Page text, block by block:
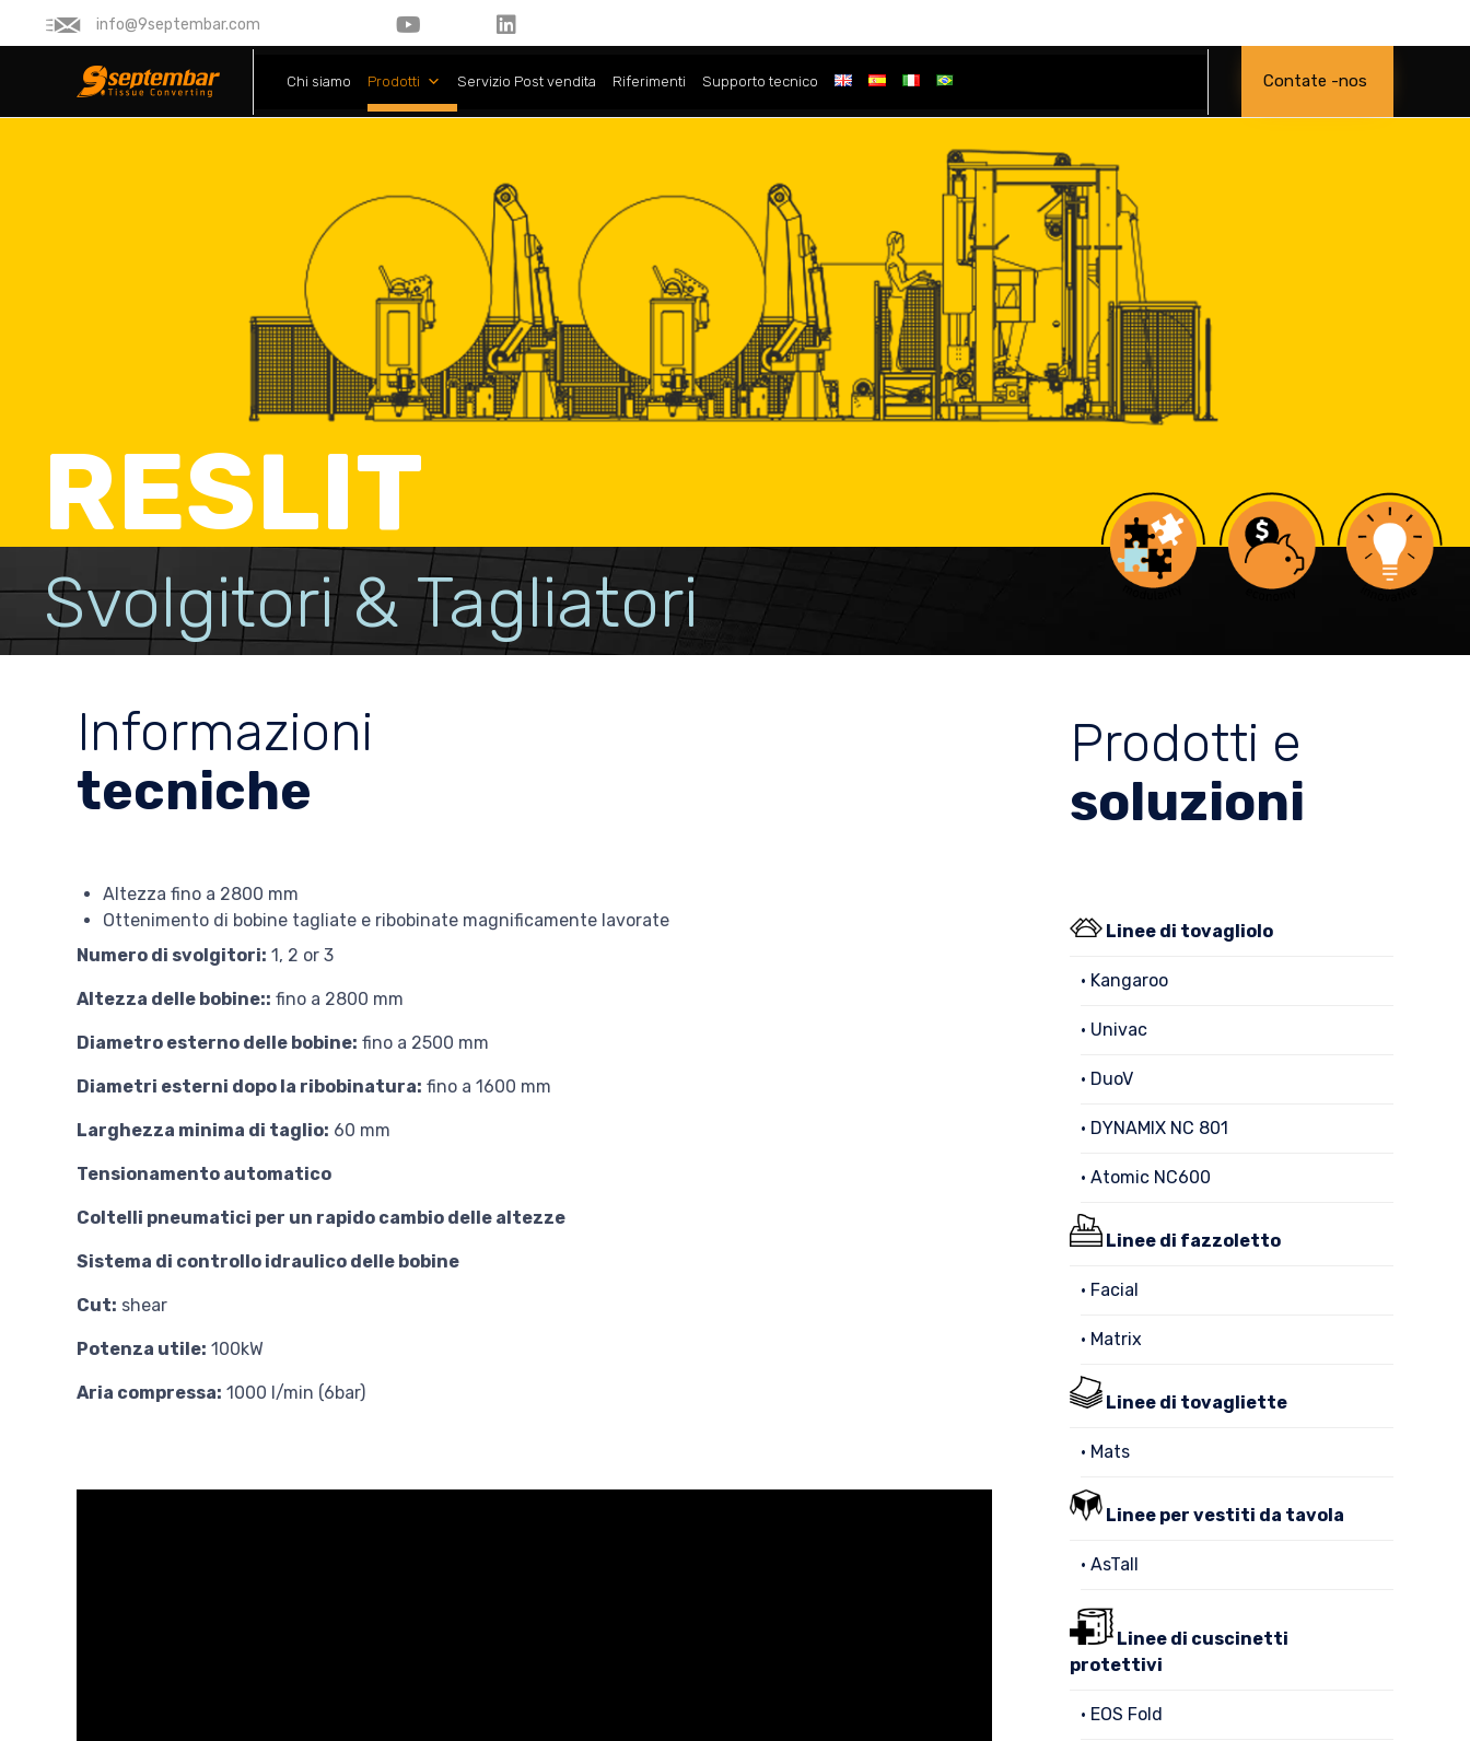
info@9septembar.com
content
Chi siamo Prodotti Servizio Post vendita Riferimenti Supporto tecnico Contate -nos
Svolgitori & Tagliatori
RESLIT
Informazioni
tecniche
Altezza fino a 2800 mm
Ottenimento di bobine tagliate e ribobinate magnificamente lavorate
Numero di svolgitori: 1, 2 or 3
Altezza delle bobine:: fino a 2800 mm
Diametro esterno delle bobine: fino a 2500 mm
Diametri esterni dopo la ribobinatura: fino a 1600 mm
Larghezza minima di taglio: 60 mm
Tensionamento automatico
Coltelli pneumatici per un rapido cambio delle altezze
Sistema di controllo idraulico delle bobine
Cut: shear
Potenza utile: 100kW
Aria compressa: 1000 l/min (6bar)
Prodotti e
soluzioni
Linee di tovagliolo
• Kangaroo
• Univac
• DuoV
• DYNAMIX NC 801
• Atomic NC600
Linee di fazzoletto
• Facial
• Matrix
Linee di tovagliette
• Mats
Linee per vestiti da tavola
• AsTall
Linee di cuscinetti
protettivi
• EOS Fold